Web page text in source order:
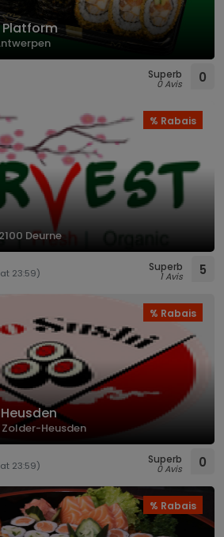
Platform
Superb
0 Avis 0
% Rabais
Deurne
23:59) Superb
1 Avis 5
% Rabais
Heusden
23:59) Superb
0 Avis 0
% Rabais